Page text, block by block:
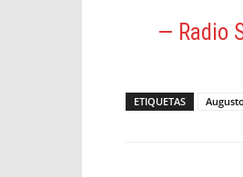
— Radio
ETIQUETAS